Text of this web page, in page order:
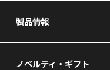
製品情報
ノベルティ・ギフト